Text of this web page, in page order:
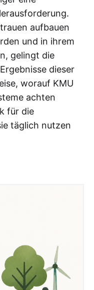
aufbauen
und in ihrem
gelingt die
dieser
worauf KMU
achten
für die
täglich nutzen